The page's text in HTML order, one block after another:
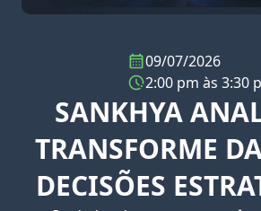
09/07/2026
2:00 pm às 3:30
SANKHYA
TRANSFORME
DECISÕES